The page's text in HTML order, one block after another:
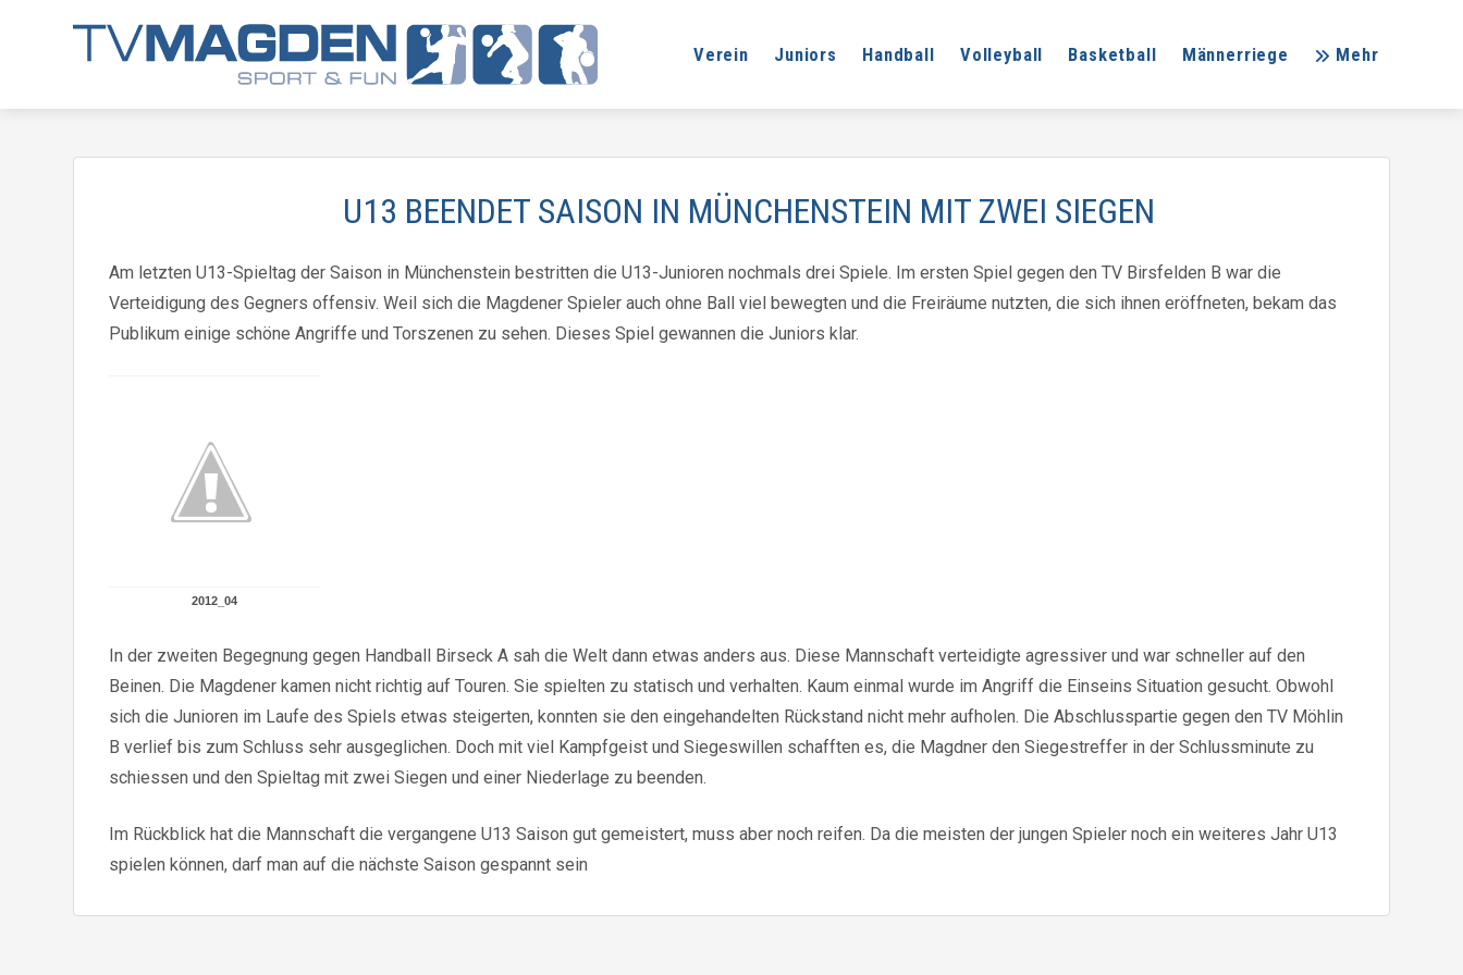
Verein Juniors Handball Volleyball Basketball Männerriege Mehr
U13 BEENDET SAISON IN MÜNCHENSTEIN MIT ZWEI SIEGEN
Am letzten U13-Spieltag der Saison in Münchenstein bestritten die U13-Junioren nochmals drei Spiele. Im ersten Spiel gegen den TV Birsfelden B war die
Verteidigung des Gegners offensiv. Weil sich die Magdener Spieler auch ohne Ball viel bewegten und die Freiräume nutzten, die sich ihnen eröffneten, bekam das
Publikum einige schöne Angriffe und Torszenen zu sehen. Dieses Spiel gewannen die Juniors klar.
2012_04
In der zweiten Begegnung gegen Handball Birseck A sah die Welt dann etwas anders aus. Diese Mannschaft verteidigte agressiver und war schneller auf den
Beinen. Die Magdener kamen nicht richtig auf Touren. Sie spielten zu statisch und verhalten. Kaum einmal wurde im Angriff die Einseins Situation gesucht. Obwohl
sich die Junioren im Laufe des Spiels etwas steigerten, konnten sie den eingehandelten Rückstand nicht mehr aufholen. Die Abschlusspartie gegen den TV Möhlin
B verlief bis zum Schluss sehr ausgeglichen. Doch mit viel Kampfgeist und Siegeswillen schafften es, die Magdner den Siegestreffer in der Schlussminute zu
schiessen und den Spieltag mit zwei Siegen und einer Niederlage zu beenden.
Im Rückblick hat die Mannschaft die vergangene U13 Saison gut gemeistert, muss aber noch reifen. Da die meisten der jungen Spieler noch ein weiteres Jahr U13
spielen können, darf man auf die nächste Saison gespannt sein